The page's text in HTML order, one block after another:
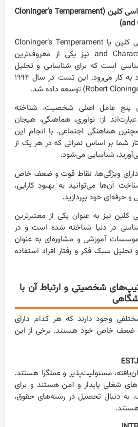
۵. تست شخصیت‌شناسی کلین (Cloninger’s Temperament
and
تست شخصیت‌شناسی کلین یا Cloninger’s Temperament
and Character Inventory (TCI) نیز یکی از معروف‌ترین
است که برای شناسایی و تحلیل
سبک فکر و رفتار افراد به کار می‌رود. این تست در سال ۱۹۹۴
عامل اصلی شخصیت، شناخته
از: نوآوری، هماهنگی، هیجان
هماهنگی اجتماعی. با انجام این
شما بر اساس نمراتی که در هر یک از
شناسایی می‌شود.
ویژگی‌ها، نقاط قوت و ضعف خاص
آن‌ها می‌توانید به بهبود کارایی،
و حرفه‌ای خود بپردازید.
نیز به عنوان یکی از معتبرترین
در دنیا شناخته شده است و در
آموزشی و مشاوره‌ای به عنوان
تحلیل سبک فکر و رفتار افراد استفاده
تیپ‌های شخصیتی و ارتباط آن با
وجود دارند که هر کدام دارای
و ضعف خاص خود هستند. برخی از این
مسئولیت‌پذیر و عملگرا هستند.
شغلی پایدار و امن هستند و برای
به دنبال تحصیل در رشته‌های حقوق،